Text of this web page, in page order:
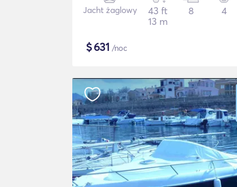
Jacht żaglowy
43 ft
13 m
8 4
$631 /noc